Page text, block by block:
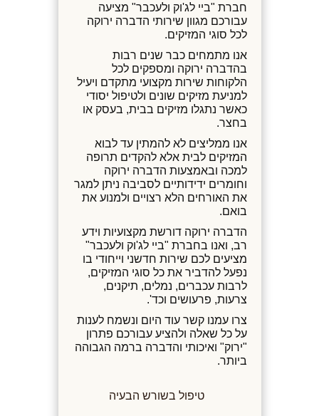
חברת "ביי לג'וק ולעכבר" מציעה
עבורכם מגוון שירותי הדברה ירוקה
לכל סוגי המזיקים.
אנו מתמחים כבר שנים רבות
בהדברה ירוקה ומספקים לכל
הלקוחות שירות מקצועי מתקדם ויעיל
למניעת מזיקים שונים ולטיפול יסודי
כאשר נתגלו מזיקים בבית, בעסק או
בחצר.
אנו ממליצים לא להמתין עד לבוא
המזיקים לבית אלא להקדים תרופה
למכה ובאמצעות הדברה ירוקה
וחומרים ידידותיים לסביבה ניתן למגר
את האורחים הלא רצויים ולמנוע את
בואם.
הדברה ירוקה דורשת מקצועיות וידע
רב, ואנו בחברת "ביי לג'וק ולעכבר"
מציעים לכם שירות חדשני וייחודי בו
נפעל להדביר את כל סוגי המזיקים,
לרבות עכברים, נמלים, תיקנים,
צרעות, פרעושים וכד'.
צרו עמנו קשר עוד היום ונשמח לענות
על כל שאלה ולהציע עבורכם פתרון
"ירוק" ואיכותי והדברה ברמה הגבוהה
ביותר.
טיפול בשורש הבעיה